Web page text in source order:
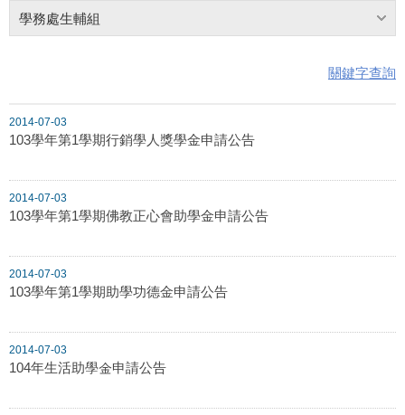
學務處生輔組
關鍵字查詢
2014-07-03
103學年第1學期行銷學人獎學金申請公告
2014-07-03
103學年第1學期佛教正心會助學金申請公告
2014-07-03
103學年第1學期助學功德金申請公告
2014-07-03
104年生活助學金申請公告